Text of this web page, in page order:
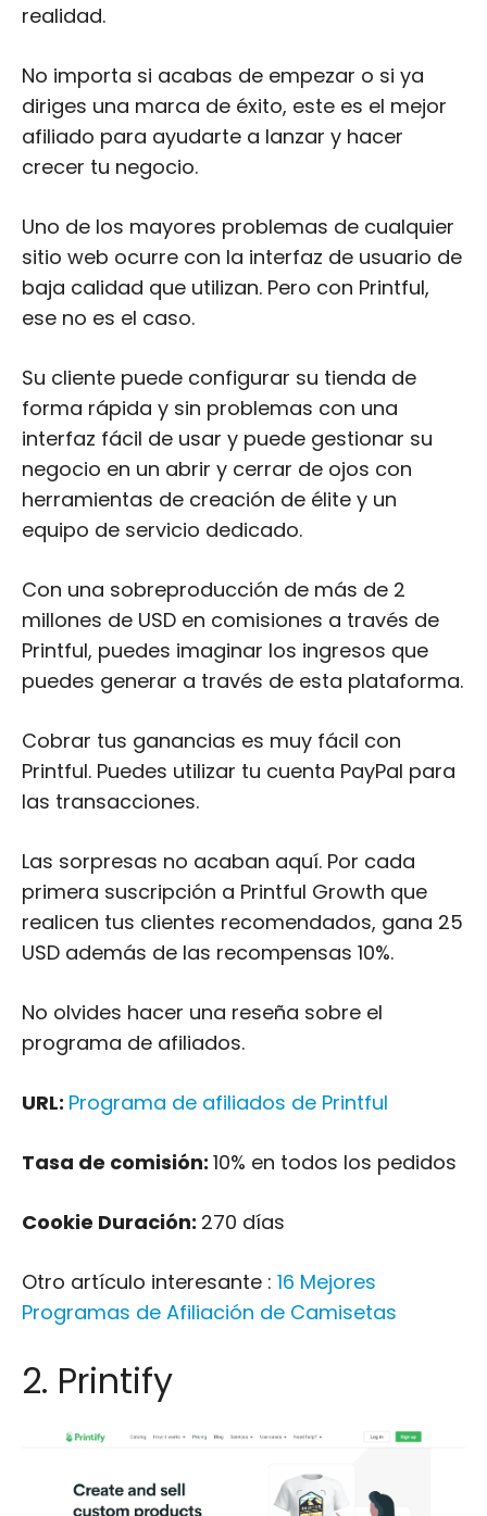
realidad.
No importa si acabas de empezar o si ya
diriges una marca de éxito, este es el mejor
afiliado para ayudarte a lanzar y hacer
crecer tu negocio.
Uno de los mayores problemas de cualquier
sitio web ocurre con la interfaz de usuario de
baja calidad que utilizan. Pero con Printful,
ese no es el caso.
Su cliente puede configurar su tienda de
forma rápida y sin problemas con una
interfaz fácil de usar y puede gestionar su
negocio en un abrir y cerrar de ojos con
herramientas de creación de élite y un
equipo de servicio dedicado.
Con una sobreproducción de más de 2
millones de USD en comisiones a través de
Printful, puedes imaginar los ingresos que
puedes generar a través de esta plataforma.
Cobrar tus ganancias es muy fácil con
Printful. Puedes utilizar tu cuenta PayPal para
las transacciones.
Las sorpresas no acaban aquí. Por cada
primera suscripción a Printful Growth que
realicen tus clientes recomendados, gana 25
USD además de las recompensas 10%.
No olvides hacer una reseña sobre el
programa de afiliados.
URL: Programa de afiliados de Printful
Tasa de comisión: 10% en todos los pedidos
Cookie Duración: 270 días
Otro artículo interesante : 16 Mejores
Programas de Afiliación de Camisetas
2. Printify